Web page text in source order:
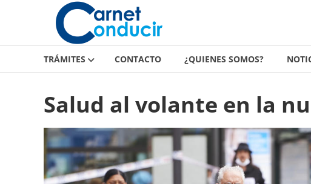
Carnet
de
conducir
Carnet
conducir
TRÁMITES CONTACTO ¿QUIENES SOMOS?
Salud al volante en la